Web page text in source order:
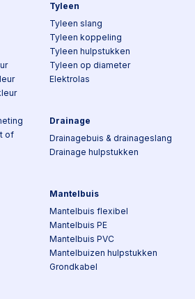
of
Tyleen
Tyleen slang
Tyleen koppeling
Tyleen hulpstukken
Tyleen op diameter
Elektrolas
Drainage
Drainagebuis & drainageslang
Drainage hulpstukken
Mantelbuis
Mantelbuis flexibel
Mantelbuis PE
Mantelbuis PVC
Mantelbuizen hulpstukken
Grondkabel